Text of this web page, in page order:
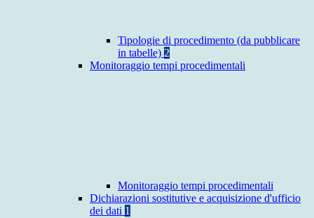
Tipologie di procedimento (da pubblicare
in tabelle) 2
Monitoraggio tempi procedimentali
Monitoraggio tempi procedimentali
Dichiarazioni sostitutive e acquisizione d'ufficio
dei dati 1